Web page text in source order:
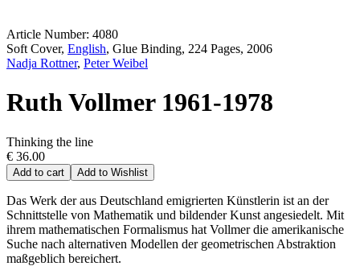
Article Number: 4080
Soft Cover, English, Glue Binding, 224 Pages, 2006
Nadja Rottner, Peter Weibel
Ruth Vollmer 1961-1978
Thinking the line
€ 36.00
Add to cart Add to Wishlist
Das Werk der aus Deutschland emigrierten Künstlerin ist an der
Schnittstelle von Mathematik und bildender Kunst angesiedelt. Mit
ihrem mathematischen Formalismus hat Vollmer die amerikanische
Suche nach alternativen Modellen der geometrischen Abstraktion
maßgeblich bereichert.